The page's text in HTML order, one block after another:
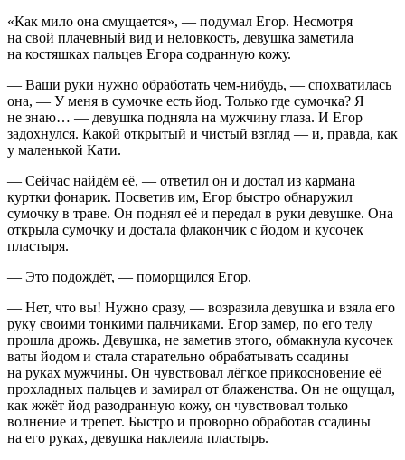
«Как мило она смущается», — подумал Егор. Несмотря
на свой плачевный вид и неловкость, девушка заметила
на костяшках пальцев Егора содранную кожу.
— Ваши руки нужно обработать чем-нибудь, — спохватилась
она, — У меня в сумочке есть йод. Только где сумочка? Я
не знаю… — девушка подняла на мужчину глаза. И Егор
задохнулся. Какой открытый и чистый взгляд — и, правда, как
у маленькой Кати.
— Сейчас найдём её, — ответил он и достал из кармана
куртки фонарик. Посветив им, Егор быстро обнаружил
сумочку в траве. Он поднял её и передал в руки девушке. Она
открыла сумочку и достала флакончик с йодом и кусочек
пластыря.
— Это подождёт, — поморщился Егор.
— Нет, что вы! Нужно сразу, — возразила девушка и взяла его
руку своими тонкими пальчиками. Егор замер, по его телу
прошла дрожь. Девушка, не заметив этого, обмакнула кусочек
ваты йодом и стала старательно обрабатывать ссадины
на руках мужчины. Он чувствовал лёгкое прикосновение её
прохладных пальцев и замирал от блаженства. Он не ощущал,
как жжёт йод разодранную кожу, он чувствовал только
волнение и трепет. Быстро и проворно обработав ссадины
на его руках, девушка наклеила пластырь.